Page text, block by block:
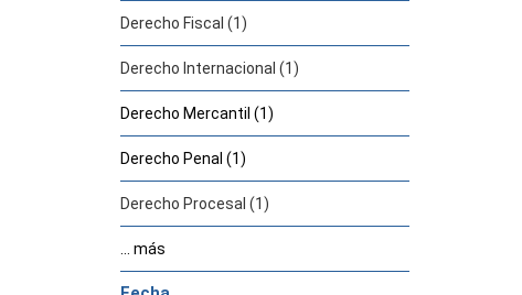
Derecho Fiscal (1)
Derecho Internacional (1)
Derecho Mercantil (1)
Derecho Penal (1)
Derecho Procesal (1)
... más